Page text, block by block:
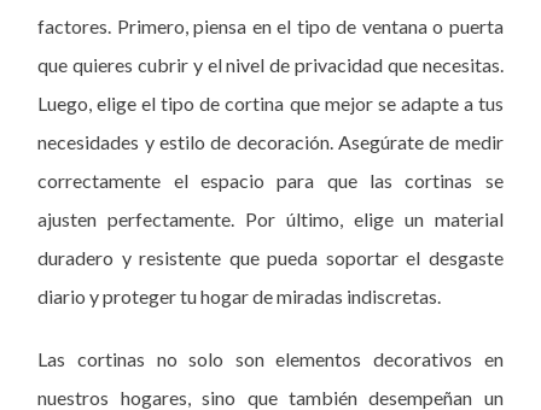
factores. Primero, piensa en el tipo de ventana o puerta
que quieres cubrir y el nivel de privacidad que necesitas.
Luego, elige el tipo de cortina que mejor se adapte a tus
necesidades y estilo de decoración. Asegúrate de medir
correctamente el espacio para que las cortinas se
ajusten perfectamente. Por último, elige un material
duradero y resistente que pueda soportar el desgaste
diario y proteger tu hogar de miradas indiscretas.
Las cortinas no solo son elementos decorativos en
nuestros hogares, sino que también desempeñan un